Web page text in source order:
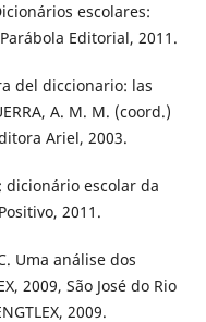
escolares:
Editorial, 2011.
del diccionario: las
A. M. M. (coord.)
Ariel, 2003.
dicionário escolar da
2011.
Uma análise dos
2009, São José do Rio
2009.